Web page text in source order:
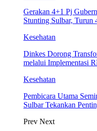
Gerakan 4+1 Pj
Stunting Sulbar,
Kesehatan
Dinkes Dorong
melalui Implementasi
Kesehatan
Pembicara Utama
Sulbar Tekankan
Prev Next